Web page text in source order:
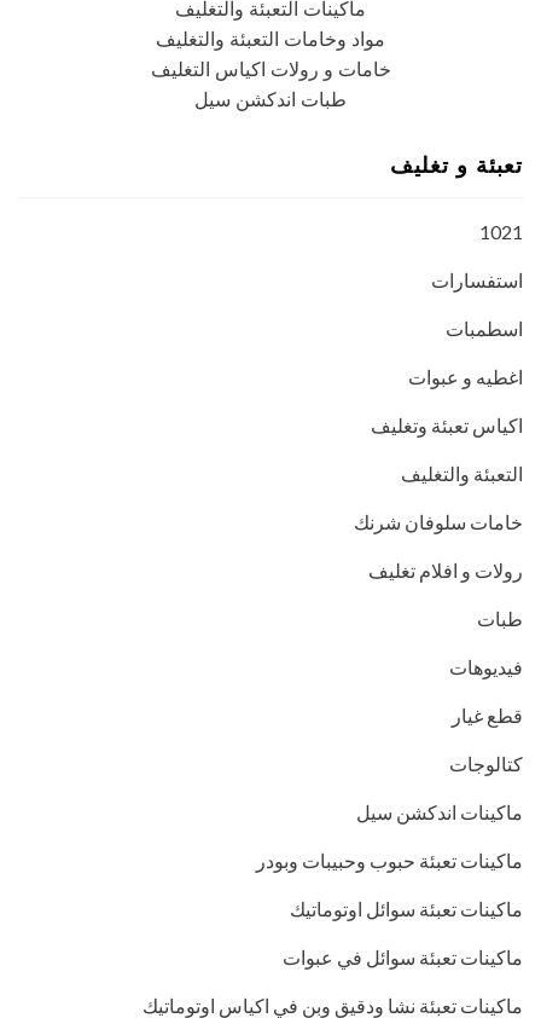
ماكينات التعبئة والتغليف
مواد وخامات التعبئة والتغليف
خامات و رولات اكياس التغليف
طبات اندكشن سيل
تعبئة و تغليف
1021
استفسارات
اسطمبات
اغطيه و عبوات
اكياس تعبئة وتغليف
التعبئة والتغليف
خامات سلوفان شرنك
رولات و افلام تغليف
طبات
فيديوهات
قطع غيار
كتالوجات
ماكينات اندكشن سيل
ماكينات تعبئة حبوب وحبيبات وبودر
ماكينات تعبئة سوائل اوتوماتيك
ماكينات تعبئة سوائل في عبوات
ماكينات تعبئة نشا ودقيق وبن في اكياس اوتوماتيك